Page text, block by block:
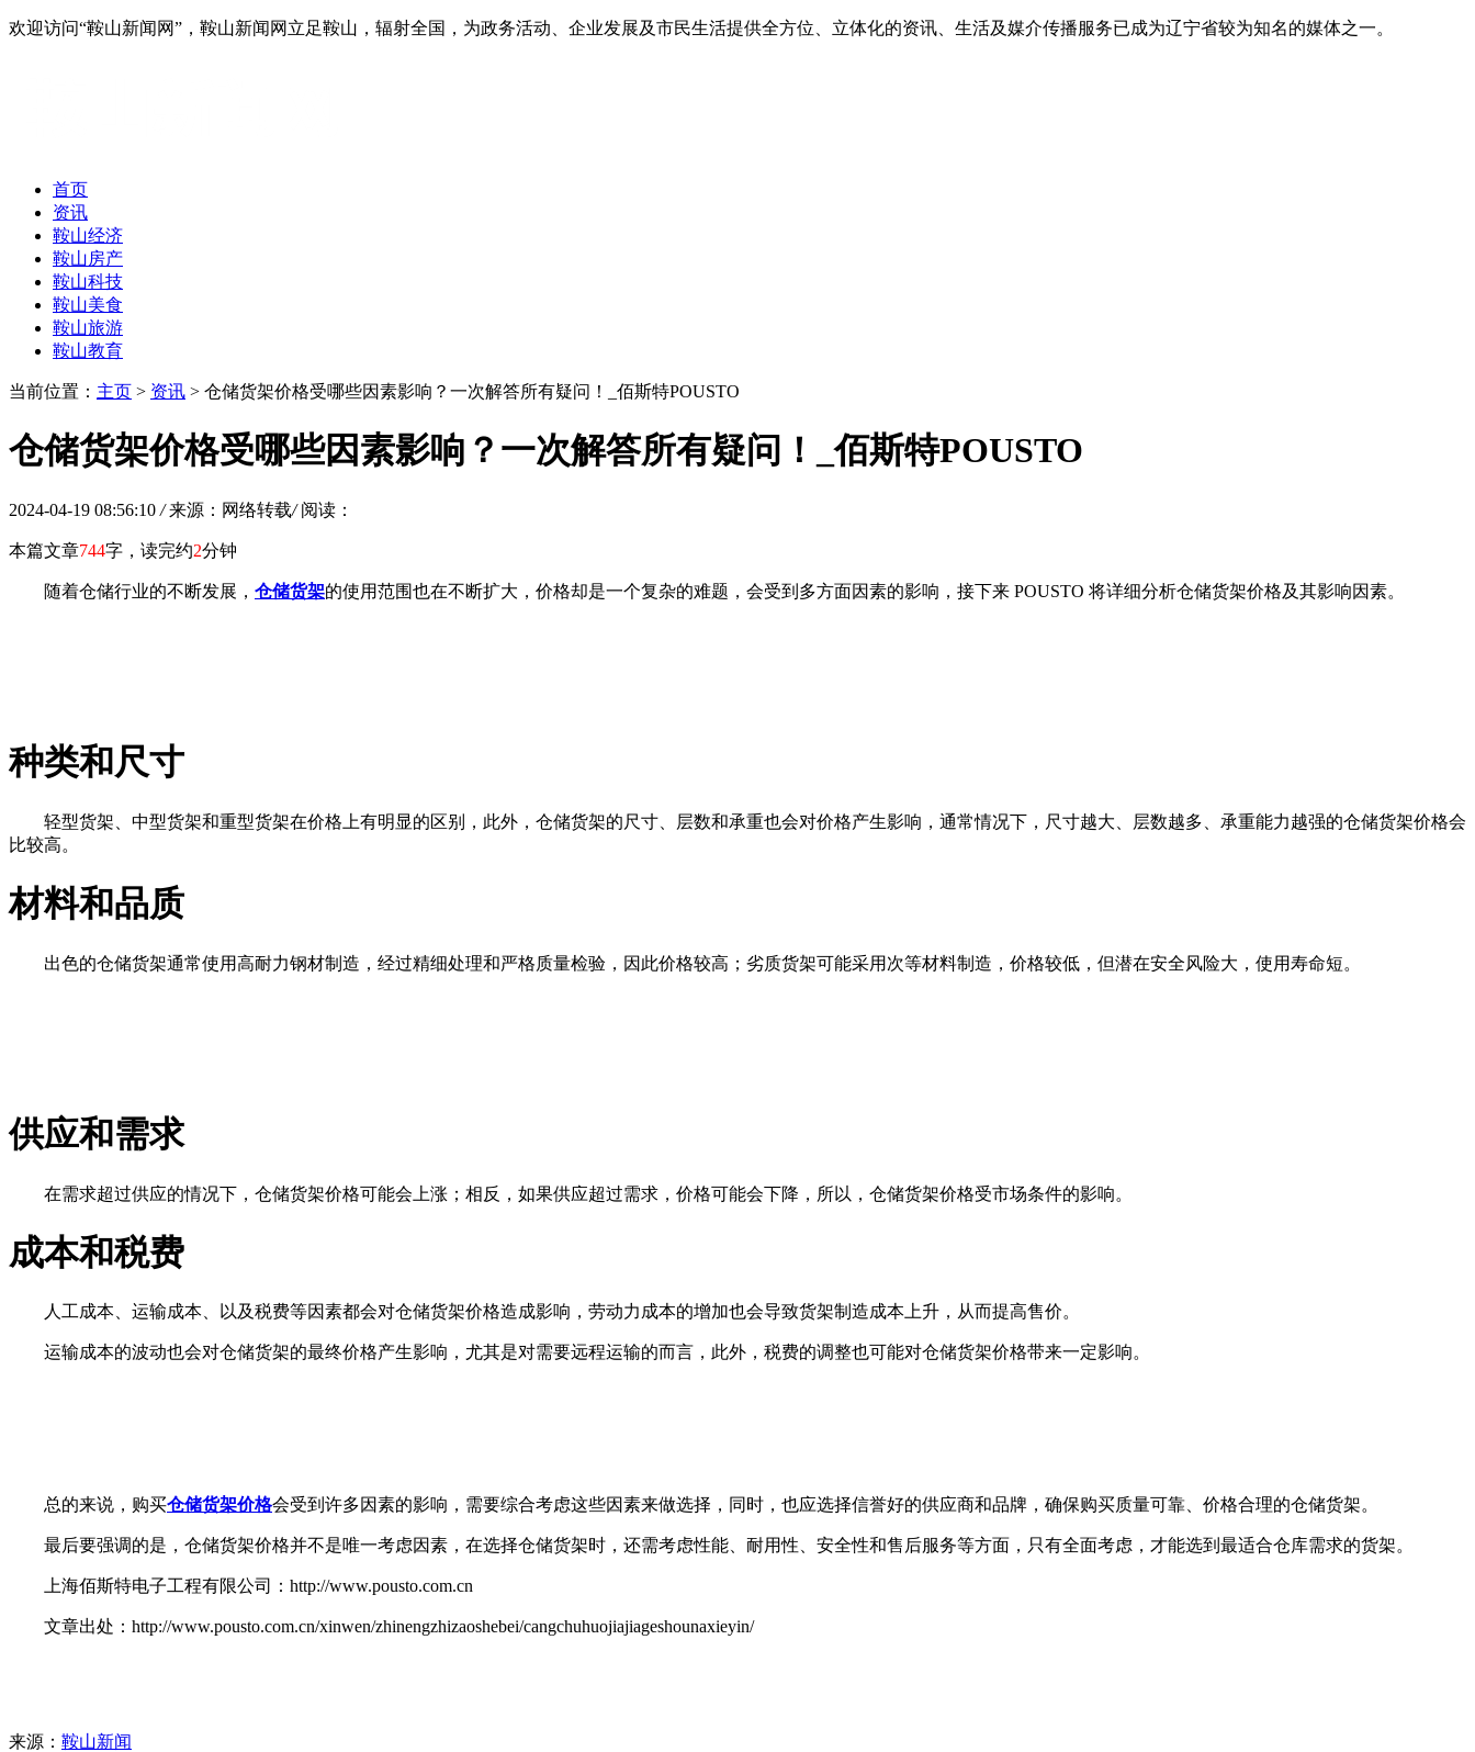
欢迎访问“鞍山新闻网”，鞍山新闻网立足鞍山，辐射全国，为政务活动、企业发展及市民生活提供全方位、立体化的资讯、生活及媒介传播服务已成为辽宁省较为知名的媒体之一。
首页
资讯
鞍山经济
鞍山房产
鞍山科技
鞍山美食
鞍山旅游
鞍山教育
当前位置： 主页 > 资讯 > 仓储货架价格受哪些因素影响？一次解答所有疑问！_佰斯特POUSTO
仓储货架价格受哪些因素影响？一次解答所有疑问！_佰斯特POUSTO
2024-04-19 08:56:10 / 来源：网络转载/ 阅读：
本篇文章744字，读完约2分钟
随着仓储行业的不断发展， 仓储货架的使用范围也在不断扩大，价格却是一个复杂的难题，会受到多方面因素的影响，接下来 POUSTO 将详细分析仓储货架价格及其影响因素。
种类和尺寸
轻型货架、中型货架和重型货架在价格上有明显的区别，此外，仓储货架的尺寸、层数和承重也会对价格产生影响，通常情况下，尺寸越大、层数越多、承重能力越强的仓储货架价格会
比较高。
材料和品质
出色的仓储货架通常使用高耐力钢材制造，经过精细处理和严格质量检验，因此价格较高；劣质货架可能采用次等材料制造，价格较低，但潜在安全风险大，使用寿命短。
供应和需求
在需求超过供应的情况下，仓储货架价格可能会上涨；相反，如果供应超过需求，价格可能会下降，所以，仓储货架价格受市场条件的影响。
成本和税费
人工成本、运输成本、以及税费等因素都会对仓储货架价格造成影响，劳动力成本的增加也会导致货架制造成本上升，从而提高售价。
运输成本的波动也会对仓储货架的最终价格产生影响，尤其是对需要远程运输的而言，此外，税费的调整也可能对仓储货架价格带来一定影响。
总的来说，购买仓储货架价格会受到许多因素的影响，需要综合考虑这些因素来做选择，同时，也应选择信誉好的供应商和品牌，确保购买质量可靠、价格合理的仓储货架。
最后要强调的是，仓储货架价格并不是唯一考虑因素，在选择仓储货架时，还需考虑性能、耐用性、安全性和售后服务等方面，只有全面考虑，才能选到最适合仓库需求的货架。
上海佰斯特电子工程有限公司：http://www.pousto.com.cn
文章出处：http://www.pousto.com.cn/xinwen/zhinengzhizaoshebei/cangchuhuojiajiageshounaxieyin/
来源： 鞍山新闻